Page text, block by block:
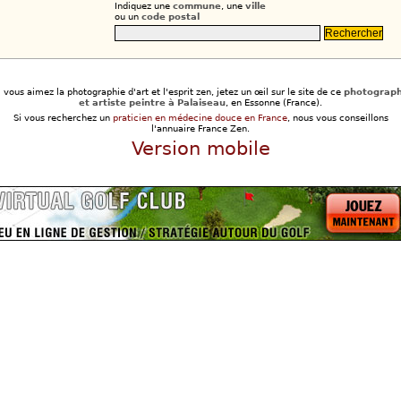
Indiquez une commune , une ville
ou un code postal
vous aimez la photographie d'art et l'esprit zen, jetez un œil sur le site de ce
et artiste peintre à Palaiseau , en Essonne (France).
Si vous recherchez un praticien en médecine douce en France, nous vous conseillons
l'annuaire France Zen.
Version mobile